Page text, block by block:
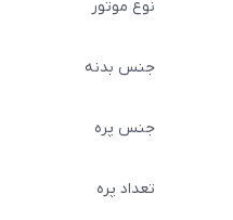
نوع موتور
جنس بدنه
جنس پره
تعداد پره